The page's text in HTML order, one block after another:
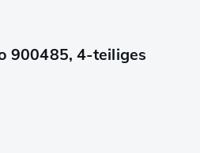
900485, 4-teiliges